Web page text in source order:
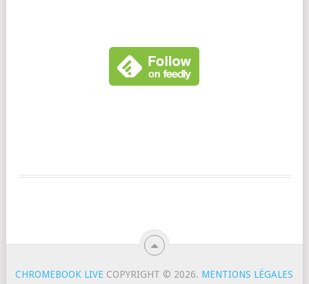
CHROMEBOOK LIVE COPYRIGHT © 2026. MENTIONS LÉGALES